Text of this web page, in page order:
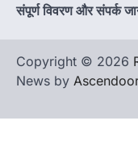
संपूर्ण विवरण और संपर्क
Copyright © 2026
News by